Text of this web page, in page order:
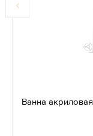
Ванна